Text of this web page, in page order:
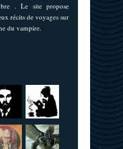
. Le site propose
récits de voyages sur
du vampire.